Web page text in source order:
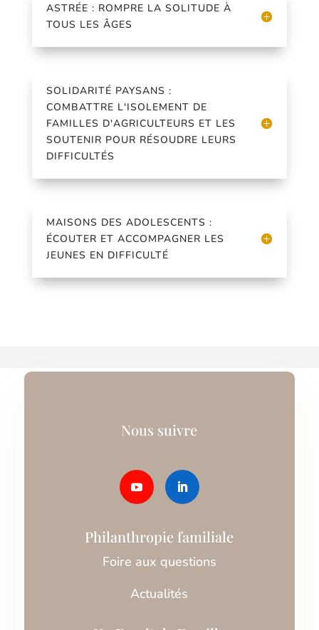
ASTRÉE : ROMPRE LA SOLITUDE À
TOUS LES ÂGES
SOLIDARITÉ PAYSANS :
COMBATTRE L'ISOLEMENT DE
FAMILLES D'AGRICULTEURS ET LES
SOUTENIR POUR RÉSOUDRE LEURS
DIFFICULTÉS
MAISONS DES ADOLESCENTS :
ÉCOUTER ET ACCOMPAGNER LES
JEUNES EN DIFFICULTÉ
Nous suivre
Philanthropie familiale
Foire aux questions
Actualités